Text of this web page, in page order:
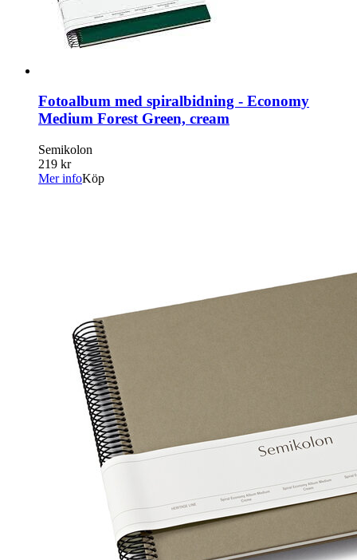
Fotoalbum med spiralbidning - Economy
Medium Forest Green, cream
Semikolon
219 kr
Mer infoKöp